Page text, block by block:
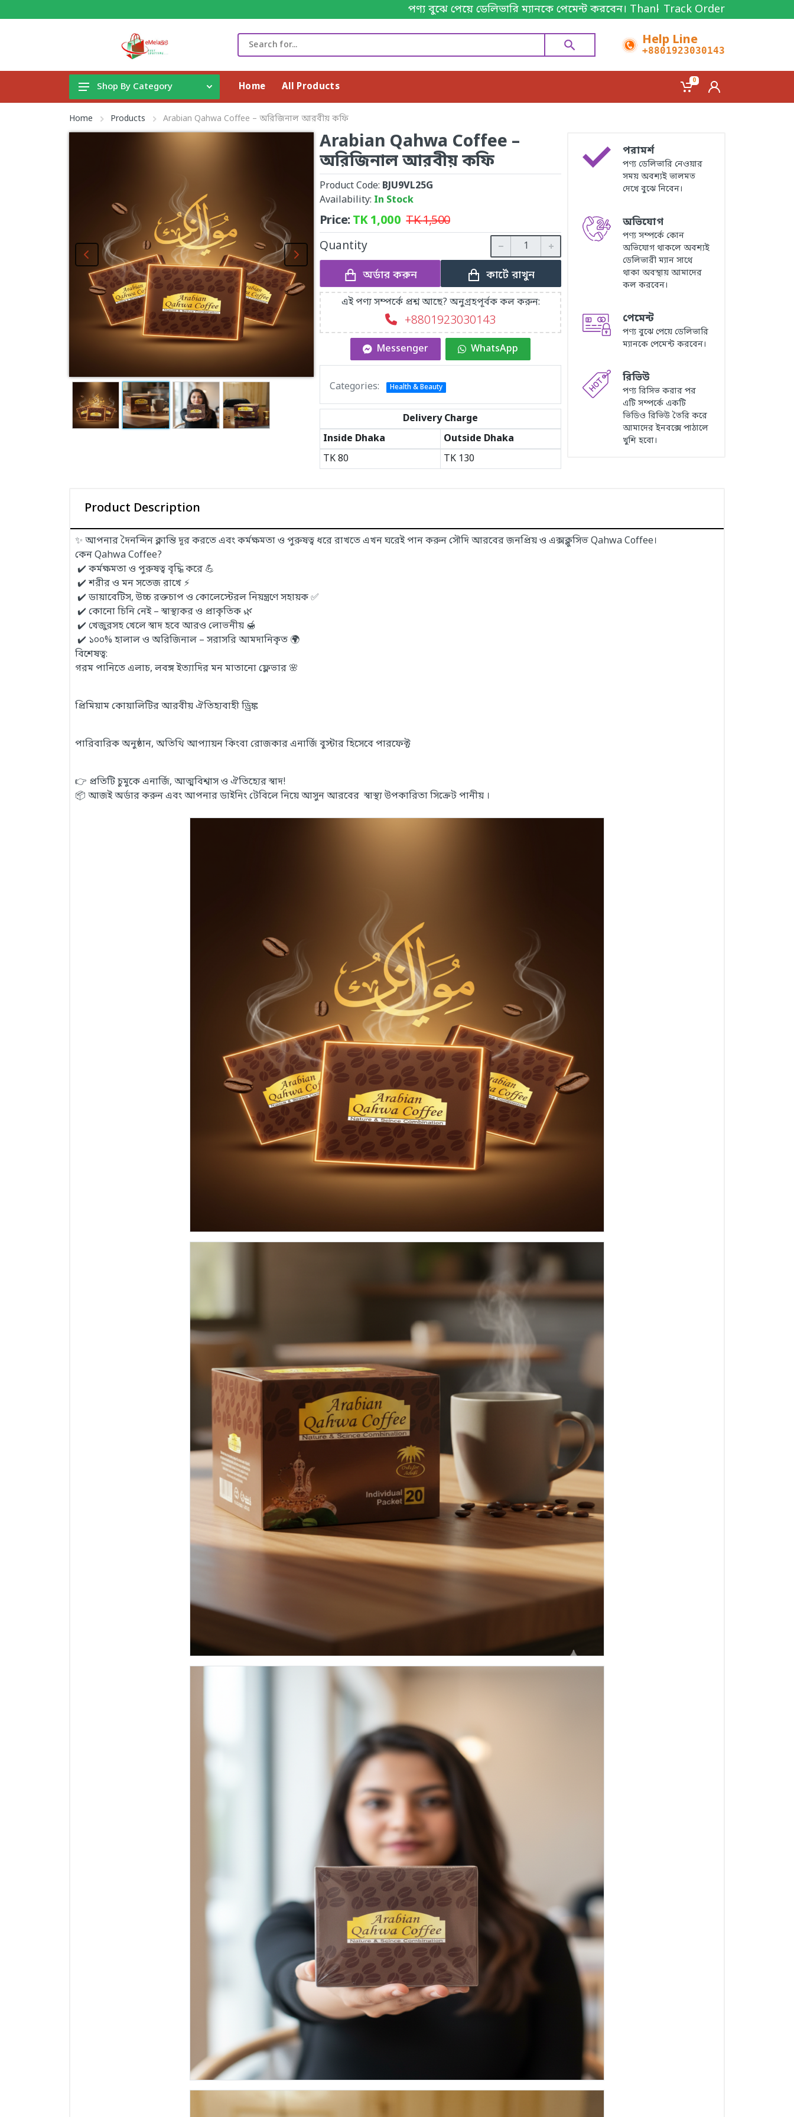
পণ্য বুঝে পেয়ে ডেলিভারি ম্যানকে পেমেন্ট করবেন। Thanks for shopping! Track Order
Help Line
+8801923030143
Gadget & Electronics
Cleaning Supplies
Fashion & Lifestyle
Health & Beauty
View All Categories
Shop By Category Home All Products
0
Home Products Arabian Qahwa Coffee – অরিজিনাল আরবীয় কফি
Arabian Qahwa Coffee –
অরিজিনাল আরবীয় কফি
Product Code: BJU9VL25G
Availability: In Stock
Price:TK1,000 TK1,500
Quantity
অর্ডার করুন কার্টে রাখুন
এই পণ্য সম্পর্কে প্রশ্ন আছে? অনুগ্রহপূর্বক কল করুন:
+8801923030143
Messenger WhatsApp
Categories: Health & Beauty
Delivery Charge
Inside Dhaka
Outside Dhaka
TK80 TK 130
পরামর্শ
পণ্য ডেলিভারি নেওয়ার
সময় অবশ্যই ভালমত
দেখে বুঝে নিবেন।
অভিযোগ
পণ্য সম্পর্কে কোন
অভিযোগ থাকলে অবশ্যই
ডেলিভারী ম্যান সাথে
থাকা অবস্থায় আমাদের
কল করবেন।
পেমেন্ট
পণ্য বুঝে পেয়ে ডেলিভারি
ম্যানকে পেমেন্ট করবেন।
রিভিউ
পণ্য রিসিভ করার পর
এটি সম্পর্কে একটি
ভিডিও রিভিউ তৈরি করে
আমাদের ইনবক্সে পাঠালে
খুশি হবো।
Product Description
✨ আপনার দৈনন্দিন ক্লান্তি দূর করতে এবং কর্মক্ষমতা ও পুরুষত্ব ধরে রাখতে এখন ঘরেই পান করুন সৌদি আরবের জনপ্রিয় ও এক্সক্লুসিভ Qahwa Coffee।
কেন Qahwa Coffee?
✔️ কর্মক্ষমতা ও পুরুষত্ব বৃদ্ধি করে 💪
✔️ শরীর ও মন সতেজ রাখে ⚡
✔️ ডায়াবেটিস, উচ্চ রক্তচাপ ও কোলেস্টেরল নিয়ন্ত্রণে সহায়ক ✅
✔️ কোনো চিনি নেই – স্বাস্থ্যকর ও প্রাকৃতিক 🌿
✔️ খেজুরসহ খেলে স্বাদ হবে আরও লোভনীয় 🍯
✔️ ১০০% হালাল ও অরিজিনাল – সরাসরি আমদানিকৃত 🌍
বিশেষত্ব:
গরম পানিতে এলাচ, লবঙ্গ ইত্যাদির মন মাতানো ফ্লেভার 🌸
প্রিমিয়াম কোয়ালিটির আরবীয় ঐতিহ্যবাহী ড্রিঙ্ক
পারিবারিক অনুষ্ঠান, অতিথি আপ্যায়ন কিংবা রোজকার এনার্জি বুস্টার হিসেবে পারফেক্ট
👉 প্রতিটি চুমুকে এনার্জি, আত্মবিশ্বাস ও ঐতিহ্যের স্বাদ!
📦 আজই অর্ডার করুন এবং আপনার ডাইনিং টেবিলে নিয়ে আসুন আরবের স্বাস্থ্য উপকারিতা সিক্রেট পানীয় ।